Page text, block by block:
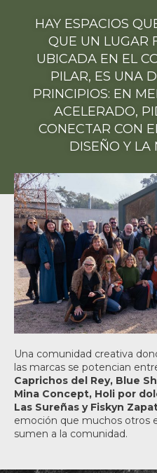
HAY ESPACIOS
QUE UN LUGAR
UBICADA EN EL
PILAR, ES UNA
PRINCIPIOS: EN
ACELERADO,
CONECTAR CON
DISEÑO Y LA
Una comunidad creativa
las marcas se potencian
Caprichos del Rey, Blue
Mina Concept, Holi por
Las Sureñas y Fiskyn
emoción que muchos otros
sumen a la comunidad.